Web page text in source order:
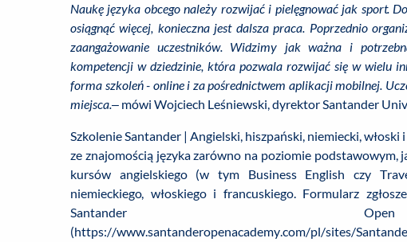
Naukę języka obcego należy rozwijać i pielęgnować jak sport.
osiągnąć więcej, konieczna jest dalsza praca. Poprzednio
zaangażowanie uczestników. Widzimy jak ważna i
kompetencji w dziedzinie, która pozwala rozwijać się w wielu
forma szkoleń - online i za pośrednictwem aplikacji mobilnej.
miejsca.– mówi Wojciech Leśniewski, dyrektor Santander
Szkolenie Santander | Angielski, hiszpański, niemiecki,
ze znajomością języka zarówno na poziomie podstawowym,
kursów angielskiego (w tym Business English czy
niemieckiego, włoskiego i francuskiego. Formularz
Santander
(https://www.santanderopenacademy.com/pl/sites/